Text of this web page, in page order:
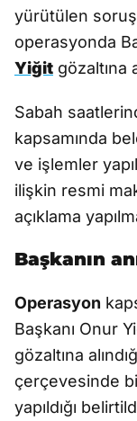
yürütülen
operasyonda
Yiğit gözaltına
Sabah
kapsamında
ve işlemler
ilişkin resmi
açıklama
Başkanın
Operasyon
Başkanı Onur
gözaltına
çerçevesinde
yapıldığı